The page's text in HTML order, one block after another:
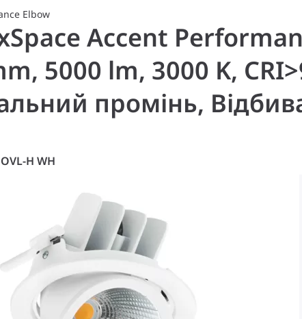
Elbow
Accent
5000 lm, 3000 K,
промінь,
H WH